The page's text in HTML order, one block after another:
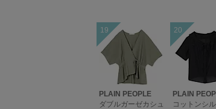
PLAIN PEOPLE
ダブルガーゼカシュ
PLAIN
コットンシ